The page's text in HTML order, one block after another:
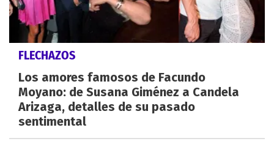
FLECHAZOS
Los amores famosos de Facundo
Moyano: de Susana Giménez a Candela
Arizaga, detalles de su pasado
sentimental